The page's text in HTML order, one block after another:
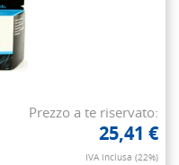
Prezzo a te riservato:
25,41 €
IVA inclusa (22%)